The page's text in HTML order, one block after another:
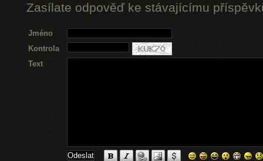
Zasílate odpověď ke stávajícímu
Jméno
Kontrola
Text